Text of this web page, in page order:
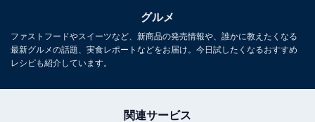
グルメ
ファストフードやスイーツなど、新商品の発売情報や、誰かに教えたくなる
最新グルメの話題、実食レポートなどをお届け。今日試したくなるおすすめ
レシピも紹介しています。
関連サービス